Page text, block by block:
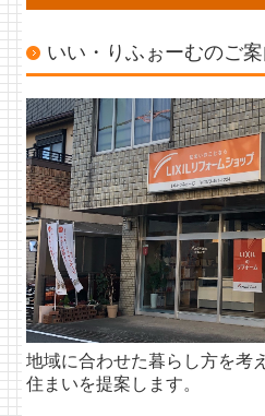
洗面施工事例
トイレ施工事例
玄関・勝手口工事例
塗装工事例
屋根工事例
エクステリア
内装工事例
大規模リフォーム
いい・りふぉーむのご
地域に合わせた暮らし方を考
住まいを提案します。